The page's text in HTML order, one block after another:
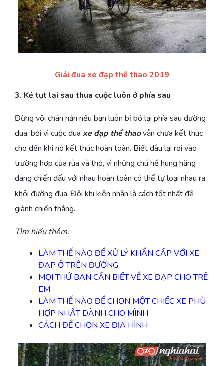
Giái đua xe đạp thể thao 2019
3. Kẻ tụt lại sau thua cuộc luôn ở phía sau
Đừng vội chán nản nếu bạn luôn bị bỏ lại phía sau đường
đua, bởi vì cuộc đua xe đạp thể thaovẫn chưa kết thúc
cho đến khi nó kết thúc hoàn toàn. Biết đâu lại rơi vào
trường hợp của rùa và thỏ, vì những chú hề hung hăng
đang chiến đấu với nhau hoàn toàn có thể tự loại nhau ra
khỏi đường đua. Đôi khi kiên nhẫn là cách tốt nhất để
giành chiến thắng.
Tìm hiểu thêm:
LÀM THẾ NÀO ĐỂ XỬ LÝ KHẨN CẤP VỚI XE
ĐẠP Ở TRÊN ĐƯỜNG
MỌI THỨ BẠN CẦN BIẾT VỀ XE ĐẠP CHO TRẺ
EM
LÀM THẾ NÀO ĐỂ CHỌN MỘT CHIẾC XE PHÙ
HỢP NHẤT DÀNH CHO MÌNH
CÁCH ĐỂ CHỌN XE ĐỊA HÌNH